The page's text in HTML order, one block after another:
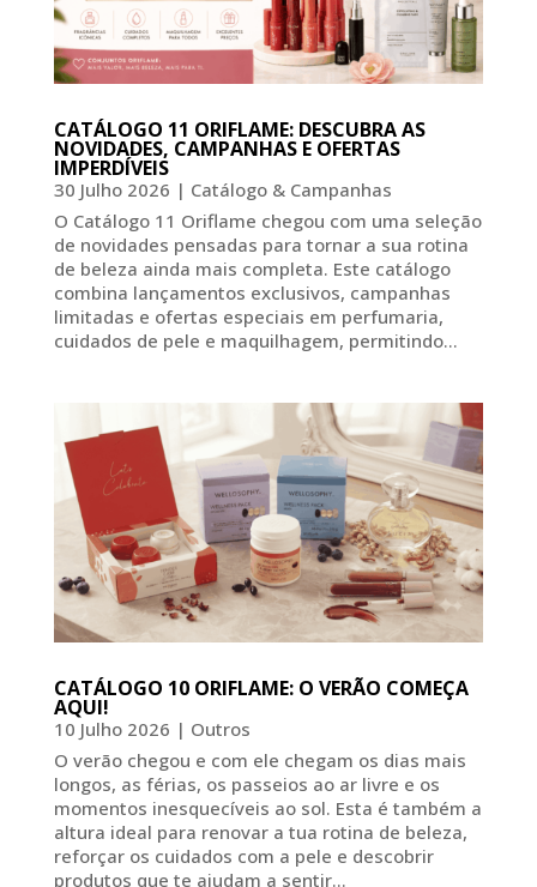
CATÁLOGO 11 ORIFLAME: DESCUBRA AS
NOVIDADES, CAMPANHAS E OFERTAS
IMPERDÍVEIS
30 Julho 2026 | Catálogo & Campanhas
O Catálogo 11 Oriflame chegou com uma seleção
de novidades pensadas para tornar a sua rotina
de beleza ainda mais completa. Este catálogo
combina lançamentos exclusivos, campanhas
limitadas e ofertas especiais em perfumaria,
cuidados de pele e maquilhagem, permitindo...
CATÁLOGO 10 ORIFLAME: O VERÃO COMEÇA
AQUI!
10 Julho 2026 | Outros
O verão chegou e com ele chegam os dias mais
longos, as férias, os passeios ao ar livre e os
momentos inesquecíveis ao sol. Esta é também a
altura ideal para renovar a tua rotina de beleza,
reforçar os cuidados com a pele e descobrir
produtos que te ajudam a sentir...